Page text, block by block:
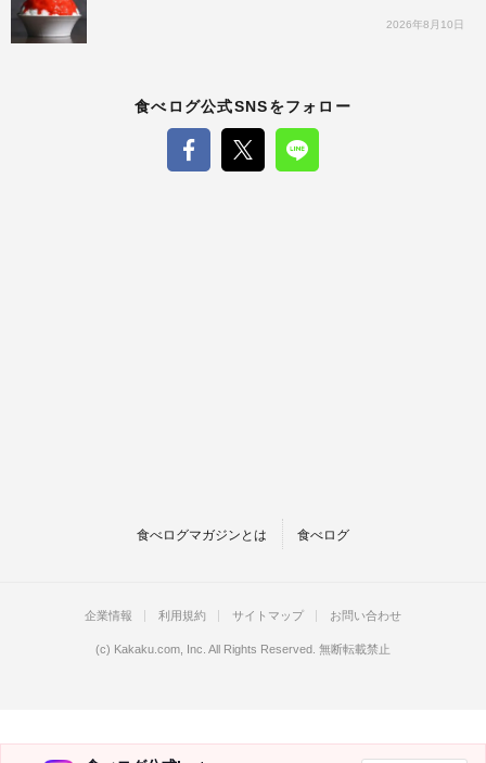
2026年8月10日
食べログ公式SNSをフォロー
食べログマガジンとは 食べログ
企業情報 利用規約 サイトマップ お問い合わせ
(c) Kakaku.com, Inc. All Rights Reserved. 無断転載禁止